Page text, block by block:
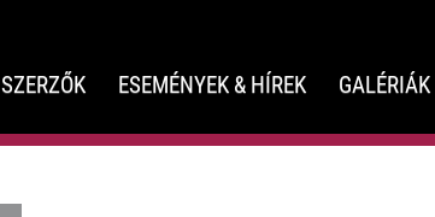
SZERZŐK ESEMÉNYEK & HÍREK GALÉRIÁK